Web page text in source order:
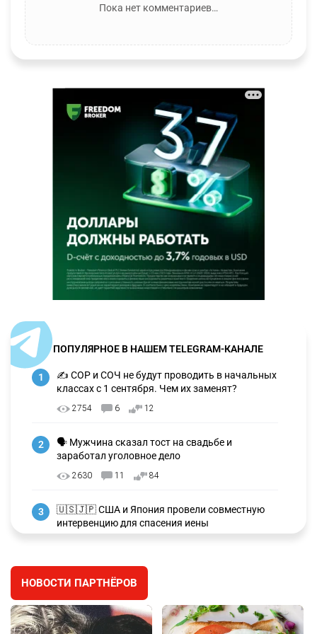
Пока нет комментариев…
ПОПУЛЯРНОЕ В НАШЕМ TELEGRAM-КАНАЛЕ
1
✍️ СОР и СОЧ не будут проводить в начальных
классах с 1 сентября. Чем их заменят?
2754 6 12
2
🗣 Мужчина сказал тост на свадьбе и
заработал уголовное дело
2630 11 84
3
🇺🇸🇯🇵 США и Япония провели совместную
интервенцию для спасения иены
4
💬 Димаш Кудайберген ответил на критику
нового клипа
2691 6 77
НОВОСТИ ПАРТНЁРОВ